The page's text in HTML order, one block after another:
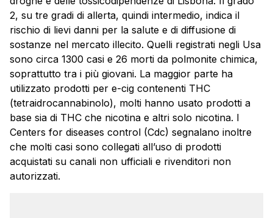
2, su tre gradi di allerta, quindi intermedio, indica il
rischio di lievi danni per la salute e di diffusione di
sostanze nel mercato illecito. Quelli registrati negli Usa
sono circa 1300 casi e 26 morti da polmonite chimica,
soprattutto tra i più giovani. La maggior parte ha
utilizzato prodotti per e-cig contenenti THC
(tetraidrocannabinolo), molti hanno usato prodotti a
base sia di THC che nicotina e altri solo nicotina. I
Centers for diseases control (Cdc) segnalano inoltre
che molti casi sono collegati all’uso di prodotti
acquistati su canali non ufficiali e rivenditori non
autorizzati.